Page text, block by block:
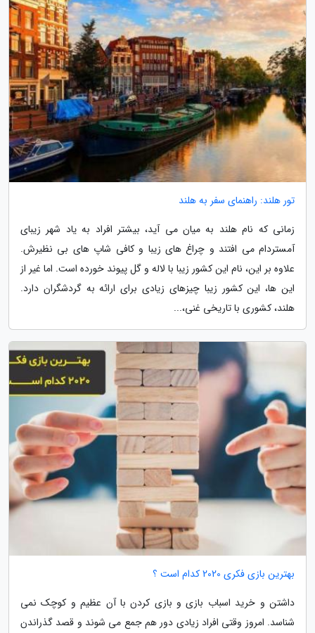
تور هلند: راهنمای سفر به هلند
زمانی که نام هلند به میان می آید، بیشتر افراد به یاد شهر زیبای
آمستردام می افتند و چراغ های زیبا و کافی شاپ های بی نظیرش.
علاوه بر این، نام این کشور زیبا با لاله و گل پیوند خورده است. اما غیر از
این ها، این کشور زیبا چیزهای زیادی برای ارائه به گردشگران دارد.
هلند، کشوری با تاریخی غنی،...
بهترین بازی فکری 2020 کدام است ؟
داشتن و خرید اسباب بازی و بازی کردن با آن عظیم و کوچک نمی
شناسد. امروز وقتی افراد زیادی دور هم جمع می شوند و قصد گذراندن